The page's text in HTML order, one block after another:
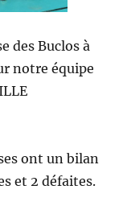
des Buclos à
notre équipe
ont un bilan
et 2 défaites.